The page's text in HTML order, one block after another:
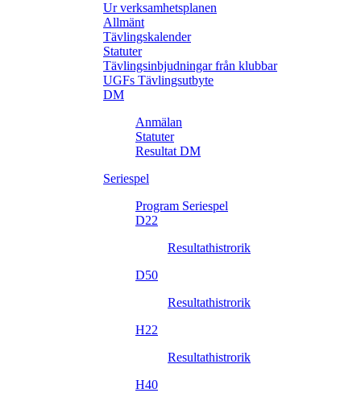
Ur verksamhetsplanen
Allmänt
Tävlingskalender
Statuter
Tävlingsinbjudningar från klubbar
UGFs Tävlingsutbyte
DM
Anmälan
Statuter
Resultat DM
Seriespel
Program Seriespel
D22
Resultathistrorik
D50
Resultathistrorik
H22
Resultathistrorik
H40